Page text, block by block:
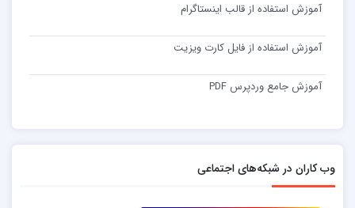
آموزش استفاده از قالب اینستاگرام
آموزش استفاده از فایل کارت ویزیت
آموزش جامع وردپرس PDF
وب کاران در شبکه‌های اجتماعی